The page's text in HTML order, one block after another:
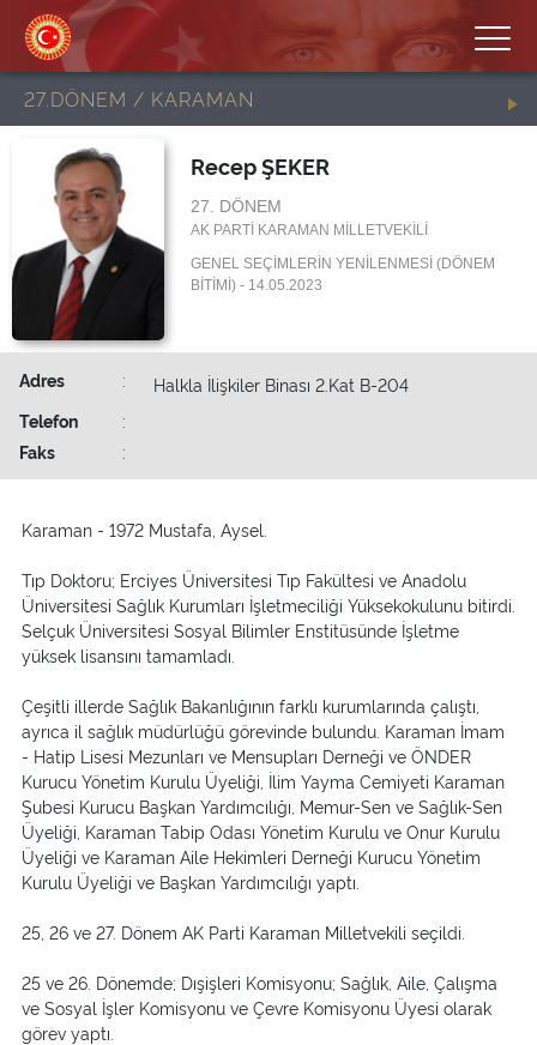
27.DÖNEM / KARAMAN
Recep ŞEKER
27. DÖNEM
AK PARTİ KARAMAN MİLLETVEKİLİ
GENEL SEÇİMLERİN YENİLENMESİ (DÖNEM
BİTİMİ) - 14.05.2023
Adres :
Halkla İlişkiler Binası 2.Kat B-204
Telefon
:
Faks
:
Karaman - 1972 Mustafa, Aysel.
Tıp Doktoru; Erciyes Üniversitesi Tıp Fakültesi ve Anadolu
Üniversitesi Sağlık Kurumları İşletmeciliği Yüksekokulunu bitirdi.
Selçuk Üniversitesi Sosyal Bilimler Enstitüsünde İşletme
yüksek lisansını tamamladı.
Çeşitli illerde Sağlık Bakanlığının farklı kurumlarında çalıştı,
ayrıca il sağlık müdürlüğü görevinde bulundu. Karaman İmam
- Hatip Lisesi Mezunları ve Mensupları Derneği ve ÖNDER
Kurucu Yönetim Kurulu Üyeliği, İlim Yayma Cemiyeti Karaman
Şubesi Kurucu Başkan Yardımcılığı, Memur-Sen ve Sağlık-Sen
Üyeliği, Karaman Tabip Odası Yönetim Kurulu ve Onur Kurulu
Üyeliği ve Karaman Aile Hekimleri Derneği Kurucu Yönetim
Kurulu Üyeliği ve Başkan Yardımcılığı yaptı.
25, 26 ve 27. Dönem AK Parti Karaman Milletvekili seçildi.
25 ve 26. Dönemde; Dışişleri Komisyonu; Sağlık, Aile, Çalışma
ve Sosyal İşler Komisyonu ve Çevre Komisyonu Üyesi olarak
görev yaptı.